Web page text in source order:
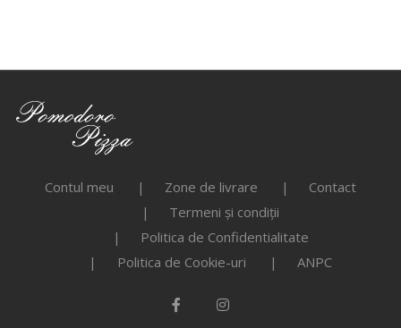
Contul meu Zone de livrare
Contact
Termeni și condiții
Politica de Confidentialitate
Politica de Cookie-uri
ANPC